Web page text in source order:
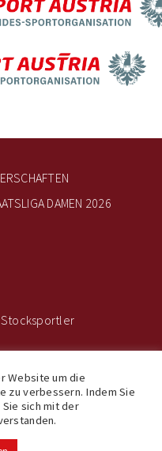
DAMEN 2026
Stocksportler
und Stocksportler
Website um die
zu verbessern. Indem Sie
sich mit der